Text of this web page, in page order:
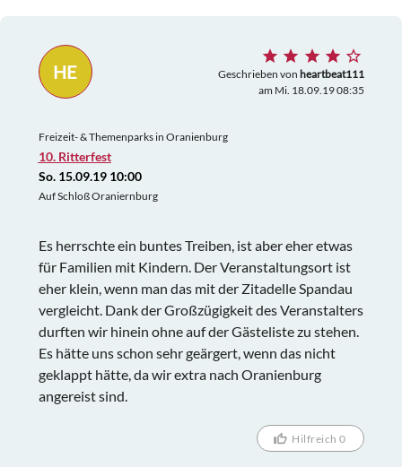
HE Geschrieben von heartbeat111
am Mi. 18.09.19 08:35
Freizeit- & Themenparks in Oranienburg
10. Ritterfest
So. 15.09.19 10:00
Auf Schloß Oraniernburg
Es herrschte ein buntes Treiben, ist aber eher etwas
für Familien mit Kindern. Der Veranstaltungsort ist
eher klein, wenn man das mit der Zitadelle Spandau
vergleicht. Dank der Großzügigkeit des Veranstalters
durften wir hinein ohne auf der Gästeliste zu stehen.
Es hätte uns schon sehr geärgert, wenn das nicht
geklappt hätte, da wir extra nach Oranienburg
angereist sind.
Hilfreich 0